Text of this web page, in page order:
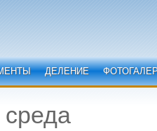
ДЕЛЕНИЕ